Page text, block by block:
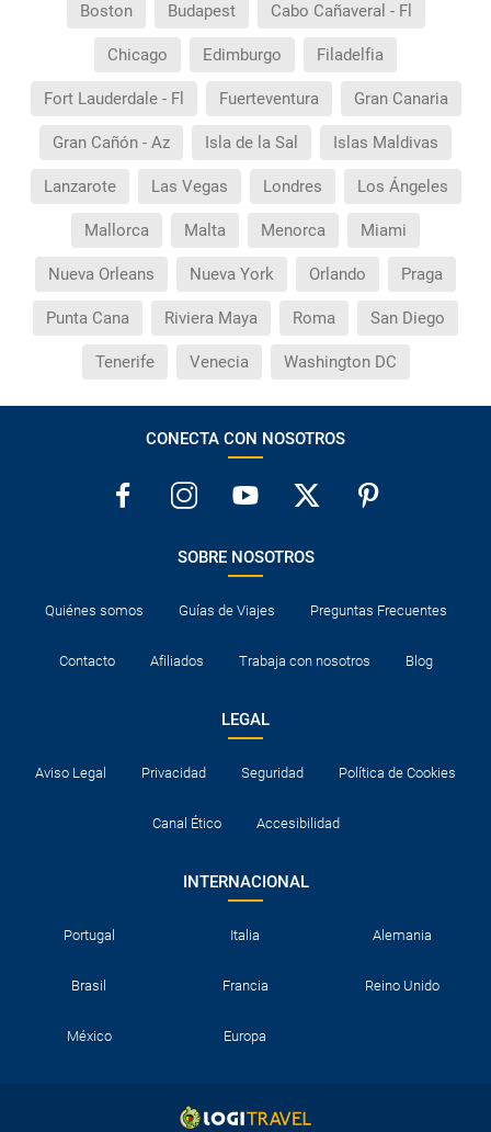
Boston Budapest Cabo Cañaveral - Fl
Chicago Edimburgo Filadelfia
Fort Lauderdale - Fl Fuerteventura Gran Canaria
Gran Cañón - Az Isla de la Sal Islas Maldivas
Lanzarote Las Vegas Londres Los Ángeles
Mallorca Malta Menorca Miami
Nueva Orleans Nueva York Orlando Praga
Punta Cana Riviera Maya Roma San Diego
Tenerife Venecia Washington DC
CONECTA CON NOSOTROS
SOBRE NOSOTROS
Quiénes somos Guías de Viajes Preguntas Frecuentes
Contacto Afiliados Trabaja con nosotros Blog
LEGAL
Aviso Legal Privacidad Seguridad Política de Cookies
Canal Ético Accesibilidad
INTERNACIONAL
Portugal Italia Alemania
Brasil Francia Reino Unido
México Europa